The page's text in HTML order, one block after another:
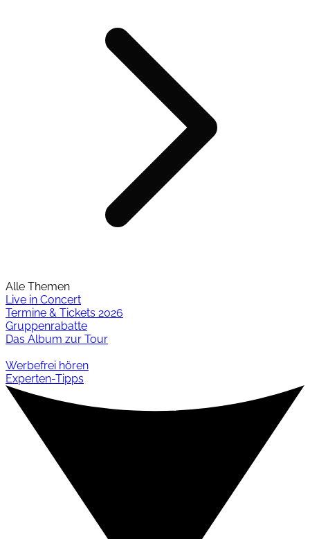
Alle Themen
Live in Concert
Termine & Tickets 2026
Gruppenrabatte
Das Album zur Tour
Werbefrei hören
Experten-Tipps